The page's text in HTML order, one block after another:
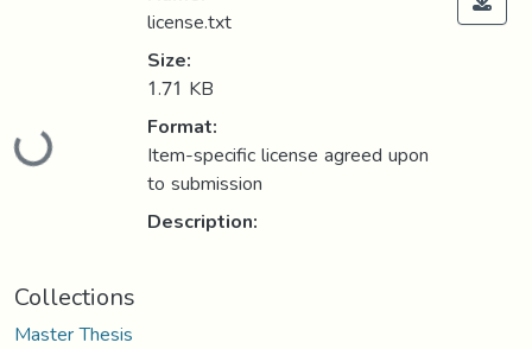
Loading...
license.txt
Size:
1.71 KB
Format:
Item-specific license agreed upon
to submission
Description:
Collections
Master Thesis